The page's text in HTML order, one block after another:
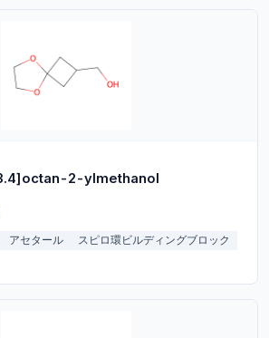
2-ylmethanol
アセタール
スピロ環ビルディングブロック